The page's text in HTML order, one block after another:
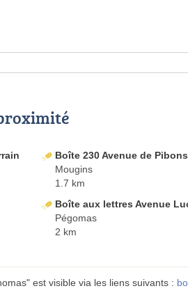
Boîte 230 Avenue de
Mougins
1.7 km
Boîte aux lettres Avenue
Pégomas
2 km
est visible via les liens suivants :